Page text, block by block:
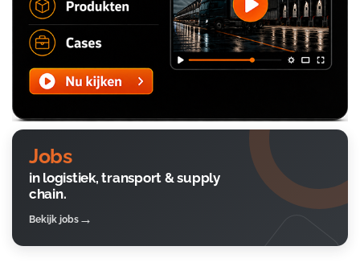
Jobs
in logistiek, transport & supply
chain.
Bekijk jobs